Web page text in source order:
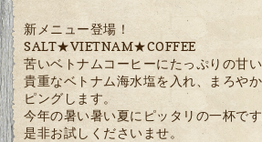
新メニュー登場！
SALT★VIETNAM★COFFEE
苦いベトナムコーヒーにたっぷりの甘
貴重なベトナム海水塩を入れ、まろや
ピングします。
今年の暑い暑い夏にピッタリの一杯です
是非お試しくださいませ。